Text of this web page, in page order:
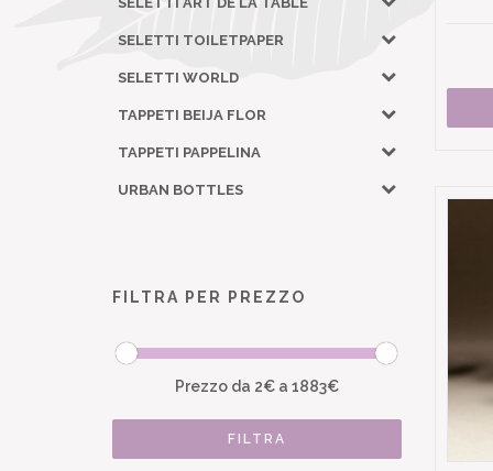
SELETTI TOILETPAPER
SELETTI WORLD
TAPPETI BEIJA FLOR
TAPPETI PAPPELINA
URBAN BOTTLES
FILTRA PER PREZZO
Prezzo da 2€ a 1883€
FILTRA